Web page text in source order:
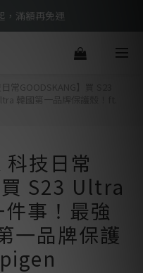
好禮 → 手刀下單
，滿額再免運
好禮 → 手刀下單
常GOODSKANG】買 S23
韓國第一品牌保護殼！ft.
科技日常
S23 Ultra
事！最強
一品牌保護